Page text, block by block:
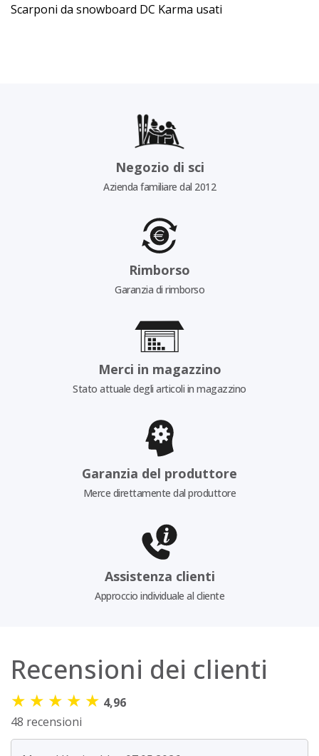
Scarponi da snowboard DC Karma usati
Negozio di sci
Azienda familiare dal 2012
Rimborso
Garanzia di rimborso
Merci in magazzino
Stato attuale degli articoli in magazzino
Garanzia del produttore
Merce direttamente dal produttore
Assistenza clienti
Approccio individuale al cliente
Recensioni dei clienti
★ ★ ★ ★ ★ 4,96
48 recensioni